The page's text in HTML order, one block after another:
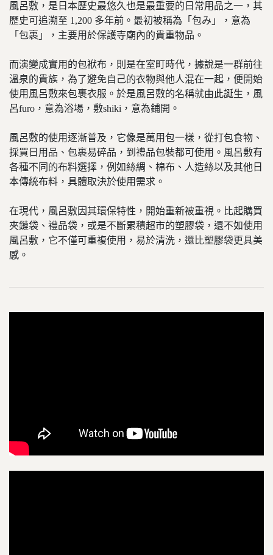
風呂敷，是日本歷史最悠久也是最重要的日常用品之一，其
歷史可追溯至 1,200 多年前。最初被稱為「包み」，意為
「包裹」，主要用於保護寺廟內的貴重物品。
而演變成實用的包袱布，則是在室町時代，據說是一群前往
溫泉的貴族，為了避免自己的衣物與他人混在一起，便開始
使用風呂敷來包裹衣服。於是風呂敷的名稱就由此誕生，風
呂furo，意為浴場，敷shiki，意為鋪開。
風呂敷的使用逐漸普及，它像是萬用包一樣，從打包食物、
採買日用品、包裹易碎品，到禮品包裝都可使用。風呂敷有
各種不同的布料選擇，例如絲綢、棉布、人造絲以及其他日
本傳統布料，具體取決於使用需求。
在現代，風呂敷因其環保特性，開始重新被重視。比起購買
夾鏈袋、禮品袋，或是不斷累積超市的塑膠袋，還不如使用
風呂敷，它不僅可重複使用，易於清洗，還比塑膠袋更具美
感。